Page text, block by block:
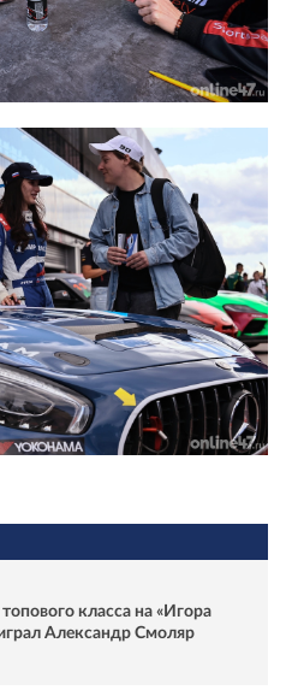
класса на «Игора
Александр Смоляр